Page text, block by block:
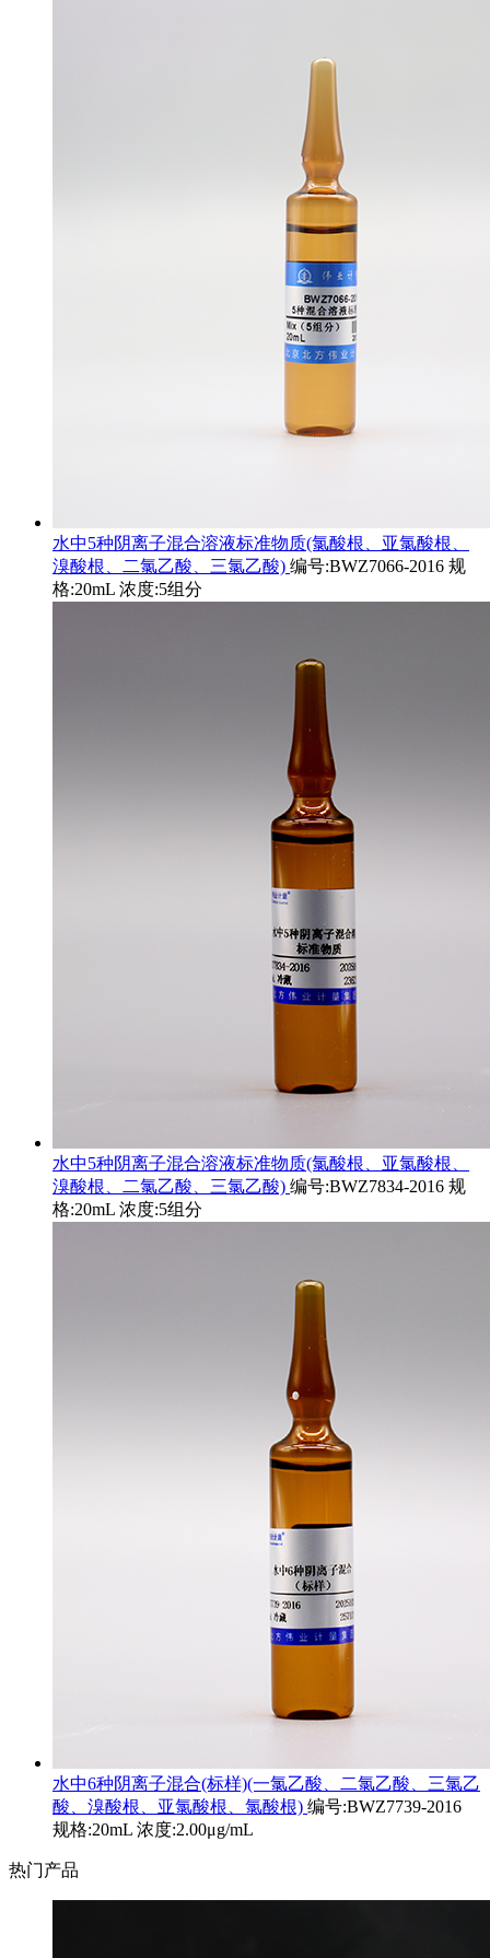
水中5种阴离子混合溶液标准物质(氯酸根、亚氯酸根、
溴酸根、二氯乙酸、三氯乙酸) 编号:BWZ7066-2016 规
格:20mL 浓度:5组分
水中5种阴离子混合溶液标准物质(氯酸根、亚氯酸根、
溴酸根、二氯乙酸、三氯乙酸) 编号:BWZ7834-2016 规
格:20mL 浓度:5组分
水中6种阴离子混合(标样)(一氯乙酸、二氯乙酸、三氯乙
酸、溴酸根、亚氯酸根、氯酸根) 编号:BWZ7739-2016
规格:20mL 浓度:2.00μg/mL
热门产品